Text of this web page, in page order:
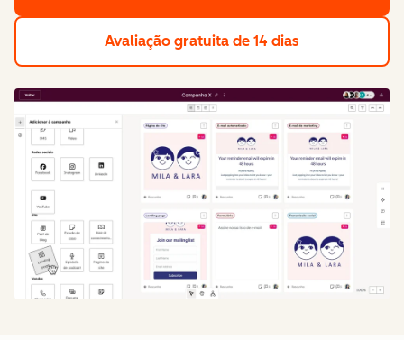
Avaliação gratuita de 14 dias